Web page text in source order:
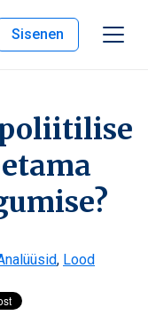
Sisenen
, Lood